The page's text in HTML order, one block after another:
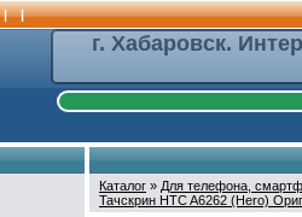
| |
г. Хабаровск.
Каталог » Для телефона,
Тачскрин HTC A6262 (Hero)